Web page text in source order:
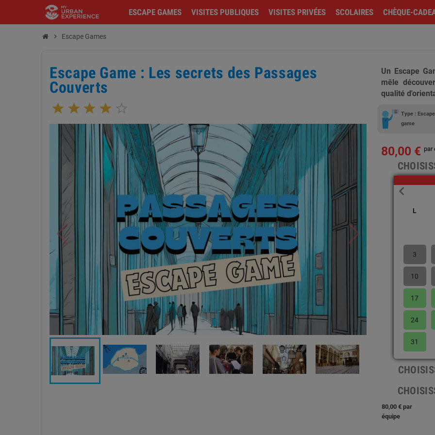
ESCAPE GAMES VISITES PUBLIQUES VISITES PRIVÉES SCOLAIRES CHÈQUE-
chevron_right Escape Games
Escape Game : Les secrets des Passages
Couverts
Un Escape
mêle
qualité
Type : Escape
game
80,00 € par
L
3
10
17
24
31
80,00 € par
équipe